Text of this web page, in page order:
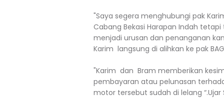
"Saya segera menghubungi pak
Cabang Bekasi Harapan Indah
menjadi urusan dan penanganan
Karim langsung di alihkan ke pak
"Karim dan Bram memberikan
pembayaran atau pelunasan
motor tersebut sudah di lelang “.Ujar